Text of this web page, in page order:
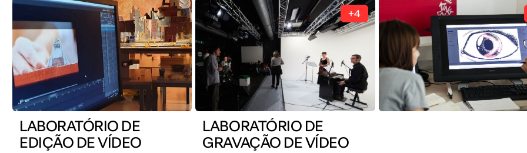
LABORATÓRIO DE
EDIÇÃO DE VÍDEO
+4
LABORATÓRIO DE
GRAVAÇÃO DE VÍDEO